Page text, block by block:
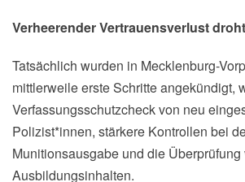
Verheerender Vertrauensverlust droht
Tatsächlich wurden in Mecklenburg-
mittlerweile erste Schritte angekündigt,
Verfassungsschutzcheck von neu
Polizist*innen, stärkere Kontrollen bei
Munitionsausgabe und die Überprüfung
Ausbildungsinhalten.